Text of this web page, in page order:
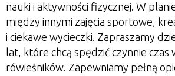
nauki i aktywności fizycznej. W
między innymi zajęcia sportowe,
i ciekawe wycieczki. Zapraszamy
lat, które chcą spędzić czynnie czas
rówieśników. Zapewniamy pełną